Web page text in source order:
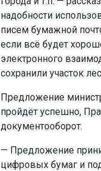
надобности
писем бумажной
если всё будет
электронного
сохранили участок
Предложение
пройдёт успешно,
документооборот.
— Предложение
цифровых бумаг и